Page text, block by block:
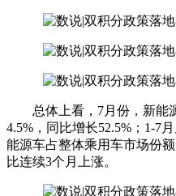
总体上看，7月份，新能
4.5%，同比增长52.5%；1-7
能源车占整体乘用车市场份
比连续3个月上涨。